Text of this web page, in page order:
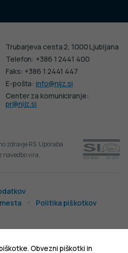
Trubarjeva cesta 2, 1000 Ljubljana
Telefon: +386 1 2441 400
Faks: +386 1 2441 447
E-pošta:info@nijz.si
Center za komuniciranje:
pr@nijz.si
Politika piškotkov
zdravje RS. Uporaba
navedbo vira.
Obvezni piškotki in